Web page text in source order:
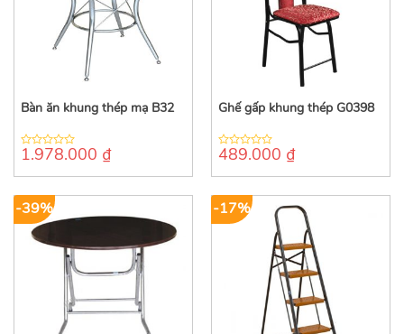
Bàn ăn khung thép mạ B32
0
of
1.978.000 ₫
Ghế gấp khung thép G0398
0
of
489.000 ₫
-39% -17%